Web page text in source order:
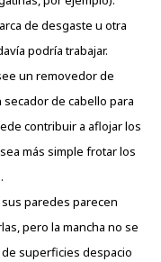
de desgaste u otra
podría trabajar.
un removedor de
de cabello para
contribuir a aflojar los
más simple frotar los
paredes parecen
pero la mancha no se
superficies despacio